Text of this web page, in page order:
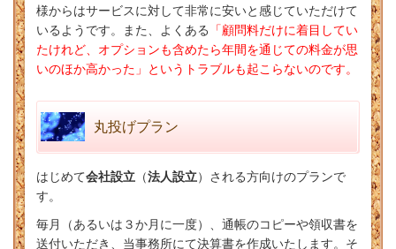
様からはサービスに対して非常に安いと感じていただけて
いるようです。また、よくある
「顧問料だけに着目してい
たけれど、オプションも含めたら年間を通じての料金が思
いのほか高かった」というトラブルも起こらないのです。
丸投げプラン
はじめて会社設立 （法人設立）される方向けのプランで
す。
毎月（あるいは３か月に一度）、通帳のコピーや領収書を
送付いただき、当事務所にて決算書を作成いたします。 そ